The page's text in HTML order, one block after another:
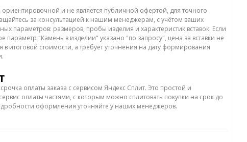
ориентировочной и не является публичной офертой, для точного
за консультацией к нашим менеджерам, с учётом ваших
параметров: размеров, пробы изделия и характеристик вставок. Если
параметр "Камень в изделии" указано "по запросу", цена за вставки не
в итоговой стоимости, а требует уточнения на дату формирования
оплаты заказа с сервисом Яндекс Сплит. Это простой и
оплаты частями, с которым можно сплитовать покупки на срок до
оформления уточняйте у наших менеджеров.